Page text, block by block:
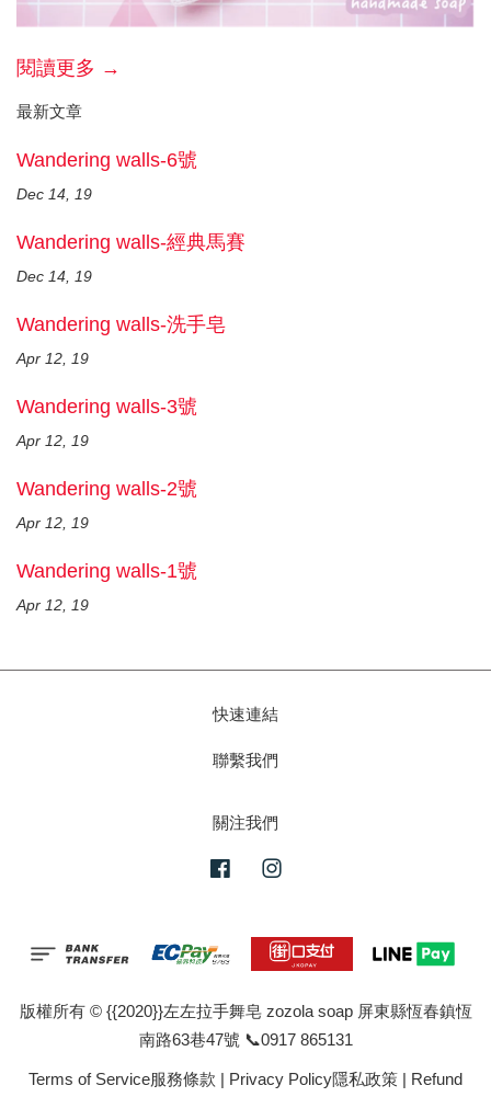
閱讀更多 →
最新文章
Wandering walls-6號
Dec 14, 19
Wandering walls-經典馬賽
Dec 14, 19
Wandering walls-洗手皂
Apr 12, 19
Wandering walls-3號
Apr 12, 19
Wandering walls-2號
Apr 12, 19
Wandering walls-1號
Apr 12, 19
快速連結
聯繫我們
關注我們
Facebook
版權所有 © {{2020}}左左拉手舞皂 zozola soap 屏東縣恆春鎮恆
南路63巷47號 📞0917 865131
Terms of Service服務條款 | Privacy Policy隱私政策 | Refund